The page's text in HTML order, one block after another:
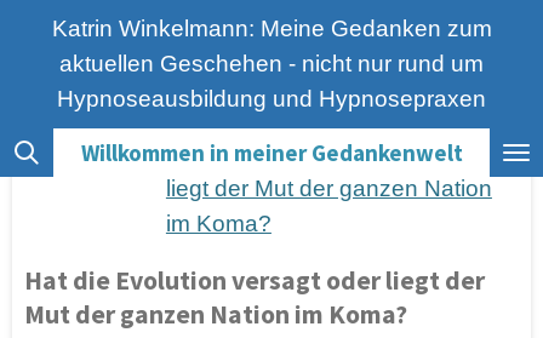
Zum
Hauptinhalt
springen
Willkommen in meiner Gedankenwelt
Katrin Winkelmann: Meine Gedanken zum
aktuellen Geschehen - nicht nur rund um
Hypnoseausbildung und Hypnosepraxen
Home » Blog » Hat die Evolution versagt oder
liegt der Mut der ganzen Nation
im Koma?
Hat die Evolution versagt oder liegt der
Mut der ganzen Nation im Koma?